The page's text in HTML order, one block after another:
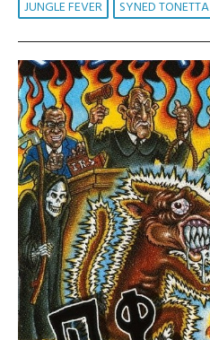
JUNGLE FEVER SYNED TONETTA